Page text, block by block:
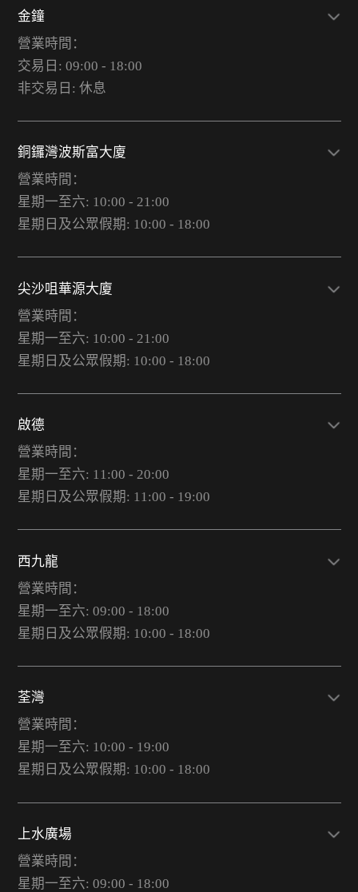
金鐘
營業時間：
交易日: 09:00 - 18:00
非交易日: 休息
銅鑼灣波斯富大廈
營業時間：
星期一至六: 10:00 - 21:00
星期日及公眾假期: 10:00 - 18:00
尖沙咀華源大廈
營業時間：
星期一至六: 10:00 - 21:00
星期日及公眾假期: 10:00 - 18:00
啟德
營業時間：
星期一至六: 11:00 - 20:00
星期日及公眾假期: 11:00 - 19:00
西九龍
營業時間：
星期一至六: 09:00 - 18:00
星期日及公眾假期: 10:00 - 18:00
荃灣
營業時間：
星期一至六: 10:00 - 19:00
星期日及公眾假期: 10:00 - 18:00
上水廣場
營業時間：
星期一至六: 09:00 - 18:00